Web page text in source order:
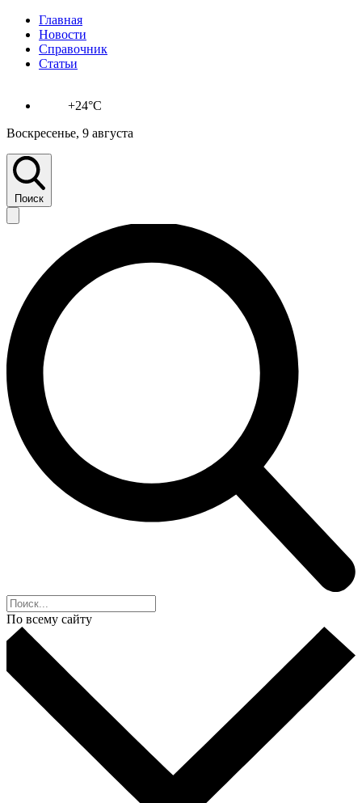
Главная
Новости
Справочник
Статьи
+24°C
Воскресенье, 9 августа
Поиск
По всему сайту